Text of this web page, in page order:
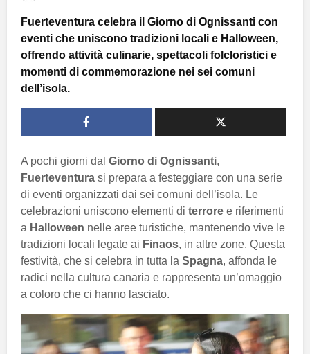
Fuerteventura celebra il Giorno di Ognissanti con
eventi che uniscono tradizioni locali e Halloween,
offrendo attività culinarie, spettacoli folcloristici e
momenti di commemorazione nei sei comuni
dell’isola.
A pochi giorni dal Giorno di Ognissanti,
Fuerteventura si prepara a festeggiare con una serie
di eventi organizzati dai sei comuni dell’isola. Le
celebrazioni uniscono elementi di terrore e riferimenti
a Halloween nelle aree turistiche, mantenendo vive le
tradizioni locali legate ai Finaos, in altre zone. Questa
festività, che si celebra in tutta la Spagna, affonda le
radici nella cultura canaria e rappresenta un’omaggio
a coloro che ci hanno lasciato.